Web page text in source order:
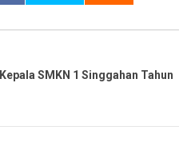
SMKN 1 Singgahan Tahun